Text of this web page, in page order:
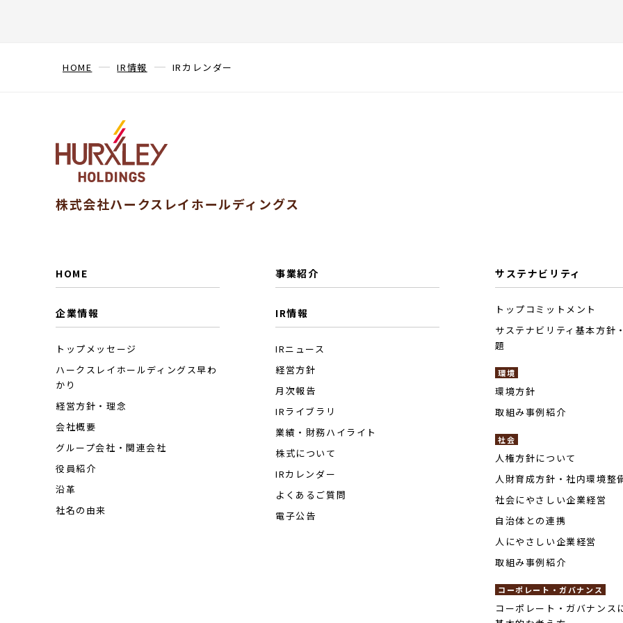
HOME IR情報 IRカレンダー
株式会社ハークスレイホールディングス
HOME
企業情報
トップメッセージ
ハークスレイホールディングス早わ
かり
経営方針・理念
会社概要
グループ会社・関連会社
役員紹介
沿革
社名の由来
事業紹介
IR情報
IRニュース
経営方針
月次報告
IRライブラリ
業績・財務ハイライト
株式について
IRカレンダー
よくあるご質問
電子公告
サステナビリティ
トップコミットメント
サステナビリティ基本方針
題
環境
環境方針
取組み事例紹介
社会
人権方針について
人財育成方針・社内環境整
社会にやさしい企業経営
自治体との連携
人にやさしい企業経営
取組み事例紹介
コーポレート・ガバナンス
コーポレート・ガバナンス